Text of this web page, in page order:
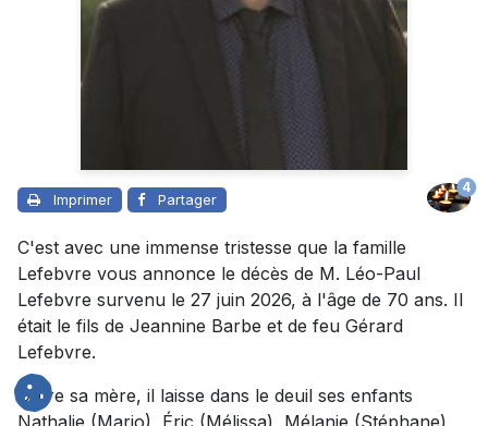
Imprimer Partager
4
C'est avec une immense tristesse que la famille
Lefebvre vous annonce le décès de M. Léo-Paul
Lefebvre survenu le 27 juin 2026, à l'âge de 70 ans. Il
était le fils de Jeannine Barbe et de feu Gérard
Lefebvre.
Outre sa mère, il laisse dans le deuil ses enfants
Nathalie (Mario), Éric (Mélissa), Mélanie (Stéphane),